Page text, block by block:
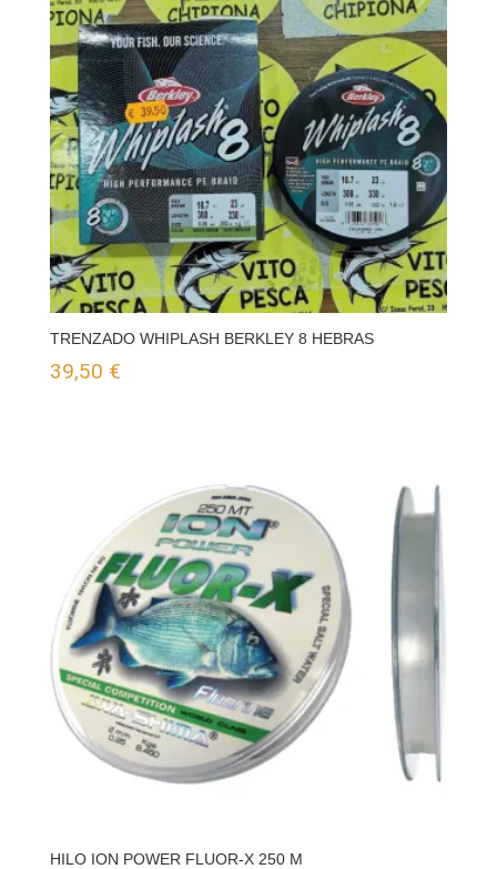
TRENZADO WHIPLASH BERKLEY 8 HEBRAS
39,50 €
HILO ION POWER FLUOR-X 250 M